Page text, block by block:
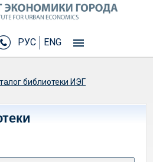
РУС ENG
библиотеки ИЭГ